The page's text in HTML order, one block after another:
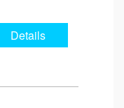
Details